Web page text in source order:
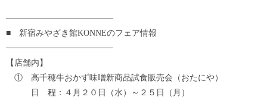
──────────────────
■ 新宿みやざき館KONNEのフェア情報
──────────────────
【店舗内】
① 高千穂牛おかず味噌新商品試食販売会（おたにや）
日 程：４月２０日（水）～２５日（月）